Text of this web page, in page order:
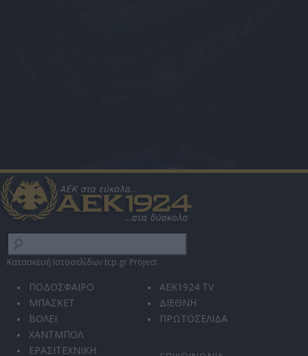
Κατασκευή Ιστοσελίδων tcp.gr Project
ΠΟΔΟΣΦΑΙΡΟ
ΜΠΑΣΚΕΤ
ΒΟΛΕΪ
ΧΑΝΤΜΠΟΛ
ΕΡΑΣΙΤΕΧΝΙΚΗ
AEK1924 TV
ΔΙΕΘΝΗ
ΠΡΩΤΟΣΕΛΙΔΑ